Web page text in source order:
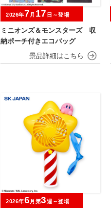
ミニオンズ＆モンスターズ 収
納ポーチ付きエコバッグ
2026年7 月 17 日～登場
2026年6 月第3週～登場